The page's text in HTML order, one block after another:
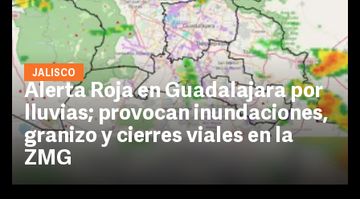
JALISCO
Alerta Roja en Guadalajara por
lluvias; provocan inundaciones,
granizo y cierres viales en la
ZMG